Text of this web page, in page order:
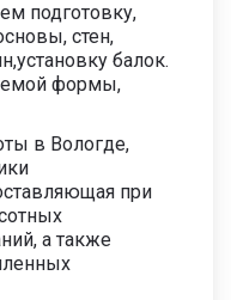
подготовку,
стен,
балок.
формы,
в Вологде,
при
а также
зданий